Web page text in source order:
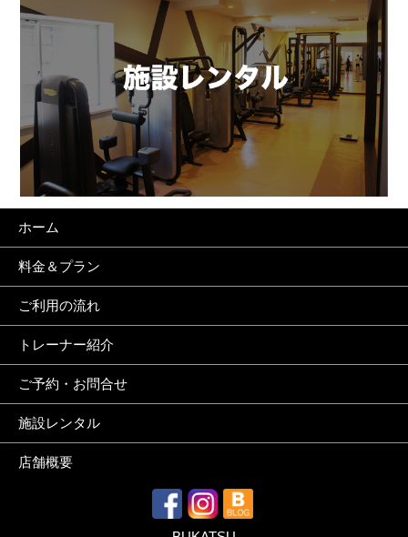
ホーム
料金＆プラン
ご利用の流れ
トレーナー紹介
ご予約・お問合せ
施設レンタル
店舗概要